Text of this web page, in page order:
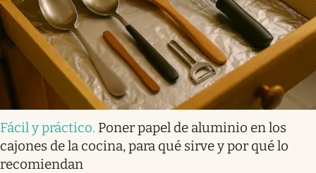
Fácil y práctico. Poner papel de aluminio en los
cajones de la cocina, para qué sirve y por qué lo
recomiendan